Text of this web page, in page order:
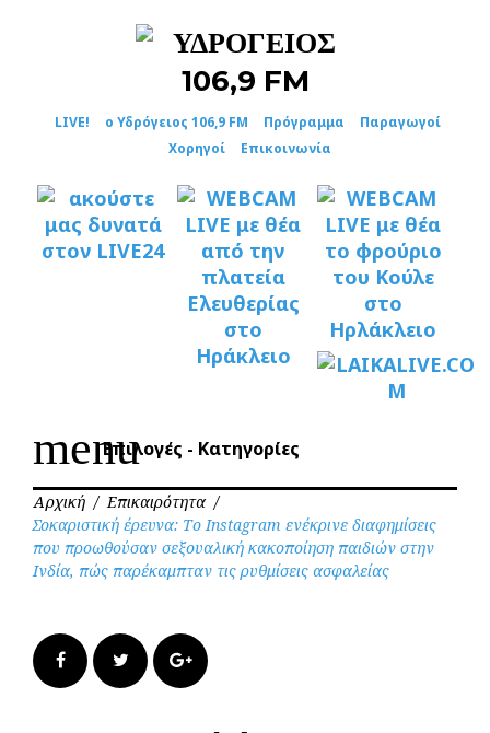
LIVE! ο Υδρόγειος 106,9 FM Πρόγραμμα
Παραγωγοί
Χορηγοί
Επικοινωνία
menuΕπιλογές - Κατηγορίες
Αρχική / Επικαιρότητα /
Σοκαριστική έρευνα: Το Instagram ενέκρινε διαφημίσεις
που προωθούσαν σεξουαλική κακοποίηση παιδιών στην
Ινδία, πώς παρέκαμπταν τις ρυθμίσεις ασφαλείας
FacebookTwitter Google+